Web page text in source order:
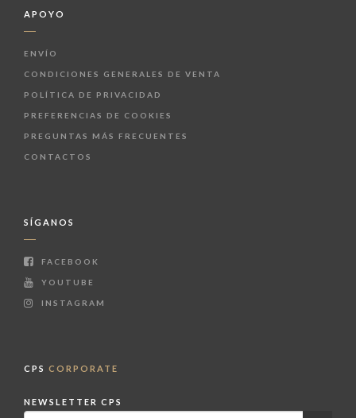
APOYO
ENVÍO
CONDICIONES GENERALES DE VENTA
POLÍTICA DE PRIVACIDAD
PREFERENCIAS DE COOKIES
PREGUNTAS MÁS FRECUENTES
CONTACTOS
SÍGANOS
FACEBOOK
YOUTUBE
INSTAGRAM
CPS CORPORATE
NEWSLETTER CPS